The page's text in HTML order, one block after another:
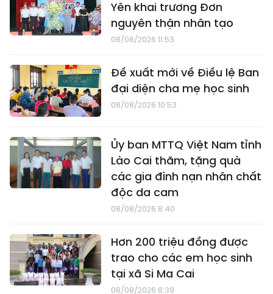
Yên khai trương Đơn
nguyên thận nhân tạo
08/08/2026 11:53
Đề xuất mới về Điều lệ Ban
đại diện cha mẹ học sinh
08/08/2026 10:53
Ủy ban MTTQ Việt Nam tỉnh
Lào Cai thăm, tặng quà
các gia đình nạn nhân chất
độc da cam
08/08/2026 8:40
Hơn 200 triệu đồng được
trao cho các em học sinh
tại xã Si Ma Cai
08/08/2026 8:39